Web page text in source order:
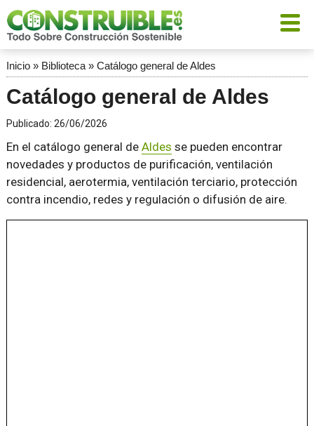
Inicio» Biblioteca» Catálogo general de Aldes
Catálogo general de Aldes
Publicado: 26/06/2026
En el catálogo general de Aldes se pueden encontrar
novedades y productos de purificación, ventilación
residencial, aerotermia, ventilación terciario, protección
contra incendio, redes y regulación o difusión de aire.